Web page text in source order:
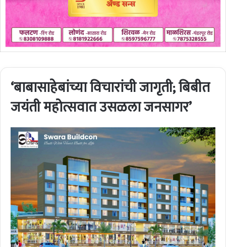
‘बाबासाहेबांच्या विचारांची जागृती; बिबीत
जयंती महोत्सवात उसळला जनसागर’